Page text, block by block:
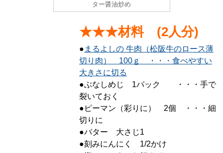
ター醤油炒め
★★★材料 (2人分)
● まるよしの 牛肉（松阪牛のロース薄
切り肉） 100ｇ ・・・食べやすい
大きさに切る
●ぶなしめじ 1パック ・・・手で
裂いておく
●ピーマン（彩りに） 2個 ・・・細
切りに
●バター 大さじ1
●刻みにんにく 1/2かけ